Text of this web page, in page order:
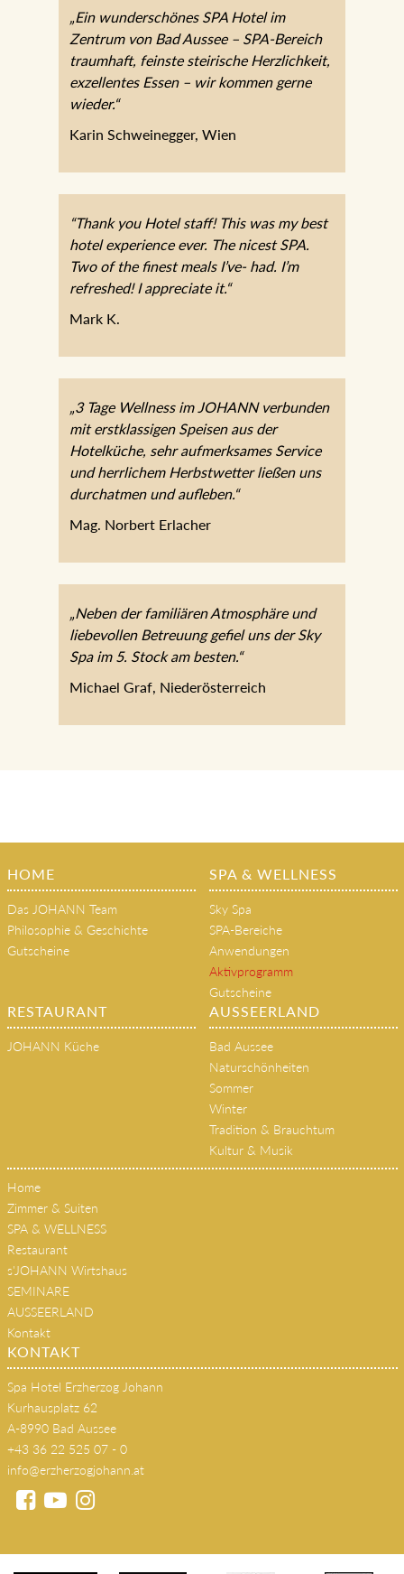
„Ein wunderschönes SPA Hotel im
Zentrum von Bad Aussee – SPA-Bereich
traumhaft, feinste steirische Herzlichkeit,
exzellentes Essen – wir kommen gerne
wieder.“
Karin Schweinegger, Wien
“Thank you Hotel staff! This was my best
hotel experience ever. The nicest SPA.
Two of the finest meals I’ve- had. I’m
refreshed! I appreciate it.“
Mark K.
„3 Tage Wellness im JOHANN verbunden
mit erstklassigen Speisen aus der
Hotelküche, sehr aufmerksames Service
und herrlichem Herbstwetter ließen uns
durchatmen und aufleben.“
Mag. Norbert Erlacher
„Neben der familiären Atmosphäre und
liebevollen Betreuung gefiel uns der Sky
Spa im 5. Stock am besten.“
Michael Graf, Niederösterreich
HOME
Das JOHANN Team
Philosophie & Geschichte
Gutscheine
SPA & WELLNESS
Sky Spa
SPA-Bereiche
Anwendungen
Aktivprogramm
Gutscheine
RESTAURANT
JOHANN Küche
AUSSEERLAND
Bad Aussee
Naturschönheiten
Sommer
Winter
Tradition & Brauchtum
Kultur & Musik
Home
Zimmer & Suiten
SPA & WELLNESS
Restaurant
s'JOHANN Wirtshaus
SEMINARE
AUSSEERLAND
Kontakt
KONTAKT
Spa Hotel Erzherzog Johann
Kurhausplatz 62
A-8990 Bad Aussee
+43 36 22 525 07 - 0
info@erzherzogjohann.at